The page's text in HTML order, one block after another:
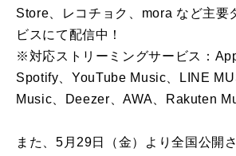
Store、レコチョク、mora など主要
ビスにて配信中！
※対応ストリーミングサービス：
Spotify、YouTube Music、LINE
Music、Deezer、AWA、Rakuten
また、5月29日（金）より全国公開